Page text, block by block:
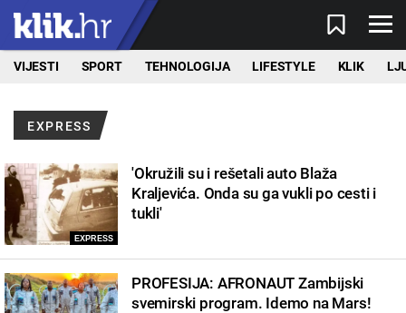
VIJESTI SPORT TEHNOLOGIJA LIFESTYLE KLIK
EXPRESS
EXPRESS
'Okružili su i rešetali auto Blaža
Kraljevića. Onda su ga vukli po cesti i
tukli'
PROFESIJA: AFRONAUT Zambijski
svemirski program. Idemo na Mars!